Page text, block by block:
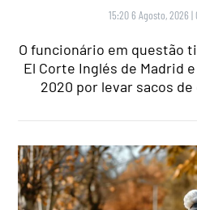
15:20 6 Agosto, 2026 |
O funcionário em questão
El Corte Inglés de Madrid
2020 por levar sacos